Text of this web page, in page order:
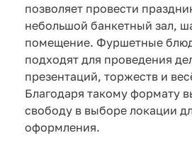
позволяет провести
небольшой банкетный зал,
помещение. Фуршетные
подходят для проведения
презентаций, торжеств и
Благодаря такому формату
свободу в выборе локации
оформления.